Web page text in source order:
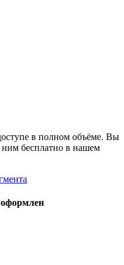
в полном объёме. Вы
ним бесплатно в нашем